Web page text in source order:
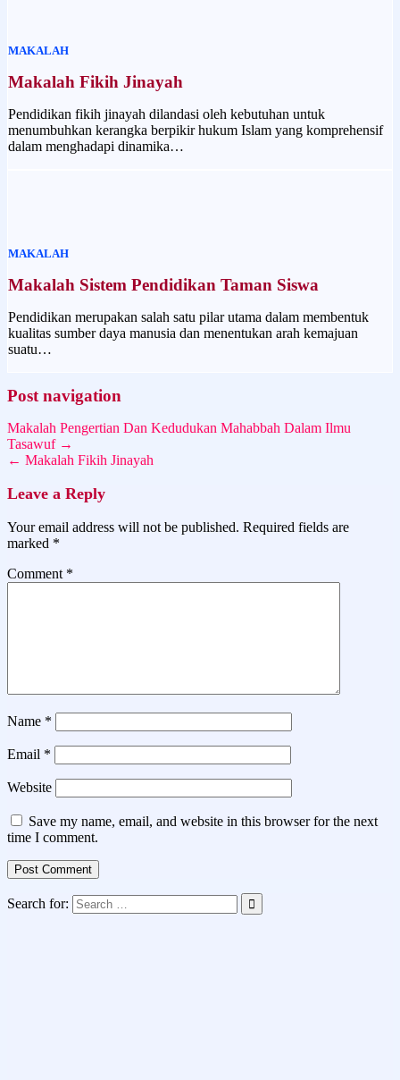
MAKALAH
Makalah Fikih Jinayah
Pendidikan fikih jinayah dilandasi oleh kebutuhan untuk
menumbuhkan kerangka berpikir hukum Islam yang komprehensif
dalam menghadapi dinamika…
MAKALAH
Makalah Sistem Pendidikan Taman Siswa
Pendidikan merupakan salah satu pilar utama dalam membentuk
kualitas sumber daya manusia dan menentukan arah kemajuan
suatu…
Post navigation
Makalah Pengertian Dan Kedudukan Mahabbah Dalam Ilmu
Tasawuf →
← Makalah Fikih Jinayah
Leave a Reply
Your email address will not be published. Required fields are
marked *
Comment *
Name *
Email *
Website
Save my name, email, and website in this browser for the next
time I comment.
Search for: